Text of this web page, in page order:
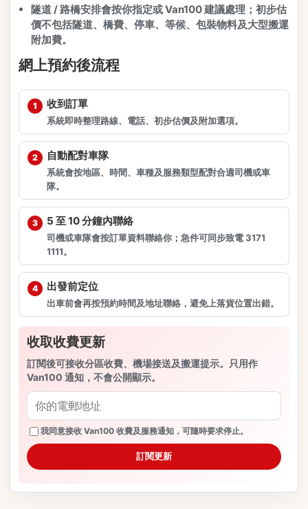
隧道 / 路橋安排會按你指定或 Van100 建議處理；初步估
價不包括隧道、橋費、停車、等候、包裝物料及大型搬運
附加費。
網上預約後流程
收到訂單
系統即時整理路線、電話、初步估價及附加選項。
自動配對車隊
系統會按地區、時間、車種及服務類型配對合適司機或車
隊。
5 至 10 分鐘內聯絡
司機或車隊會按訂單資料聯絡你；急件可同步致電 3171
1111。
出發前定位
出車前會再按預約時間及地址聯絡，避免上落貨位置出錯。
收取收費更新
訂閱後可接收分區收費、機場接送及搬運提示。只用作
Van100 通知，不會公開顯示。
我同意接收 Van100 收費及服務通知，可隨時要求停止。
訂閱更新